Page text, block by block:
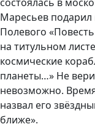
Маресьев
Полевого
на титульном
космические
планеты…» Не
невозможно.
назвал его
ближе».